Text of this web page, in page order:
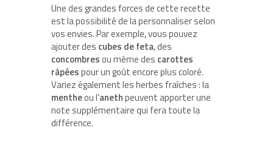
Une des grandes forces de cette recette
est la possibilité de la personnaliser selon
vos envies. Par exemple, vous pouvez
ajouter des cubes de feta, des
concombresou même des carottes
râpéespour un goût encore plus coloré.
Variez également les herbes fraîches : la
mentheou l’anethpeuvent apporter une
note supplémentaire qui fera toute la
différence.